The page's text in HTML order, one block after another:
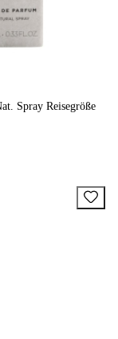
Spray Reisegröße